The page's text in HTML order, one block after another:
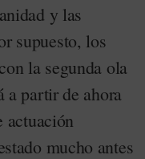
y las
supuesto, los
la segunda ola
a partir de ahora
actuación
mucho antes